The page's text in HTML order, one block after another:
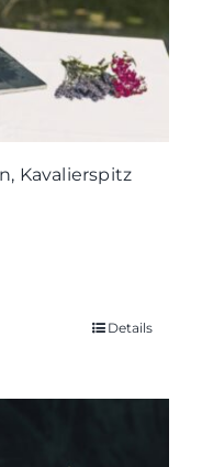
Kavalierspitz
Details